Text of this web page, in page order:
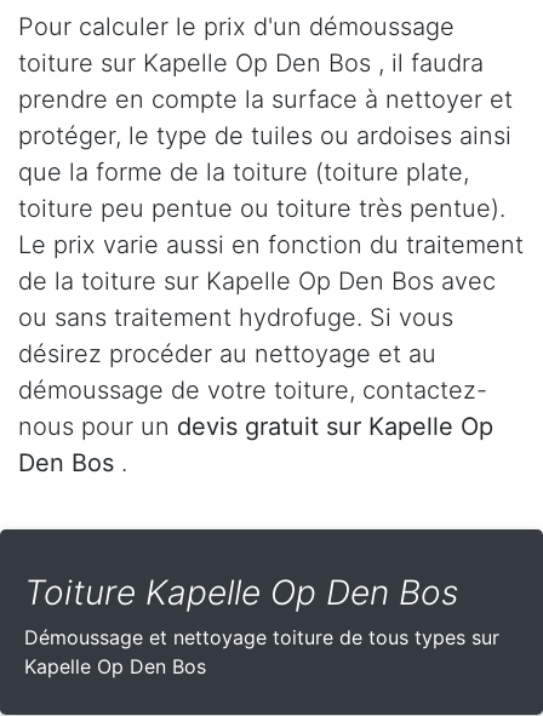
Pour calculer le prix d'un démoussage
toiture sur Kapelle Op Den Bos , il faudra
prendre en compte la surface à nettoyer et
protéger, le type de tuiles ou ardoises ainsi
que la forme de la toiture (toiture plate,
toiture peu pentue ou toiture très pentue).
Le prix varie aussi en fonction du traitement
de la toiture sur Kapelle Op Den Bos avec
ou sans traitement hydrofuge. Si vous
désirez procéder au nettoyage et au
démoussage de votre toiture, contactez-
nous pour un devis gratuit sur Kapelle Op
Den Bos .
Toiture Kapelle Op Den Bos
Démoussage et nettoyage toiture de tous types sur
Kapelle Op Den Bos